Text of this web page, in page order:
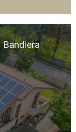
Bandiera